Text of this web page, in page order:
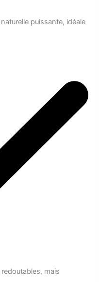
puissante, idéale
mais